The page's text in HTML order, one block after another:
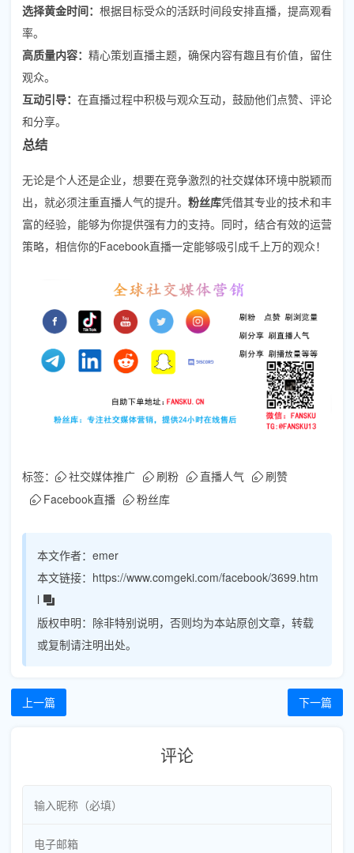
选择黄金时间： 根据目标受众的活跃时间段安排直播，提高观看
率。
高质量内容： 精心策划直播主题，确保内容有趣且有价值，留住
观众。
互动引导： 在直播过程中积极与观众互动，鼓励他们点赞、评论
和分享。
总结
无论是个人还是企业，想要在竞争激烈的社交媒体环境中脱颖而
出，就必须注重直播人气的提升。 粉丝库凭借其专业的技术和丰
富的经验，能够为你提供强有力的支持。同时，结合有效的运营
策略，相信你的Facebook直播一定能够吸引成千上万的观众！
标签： 社交媒体推广 刷粉 直播人气
刷赞
Facebook直播
粉丝库
本文作者： emer
本文链接： https://www.comgeki.com/facebook/3699.htm
l
版权申明： 除非特别说明，否则均为本站原创文章，转载
或复制请注明出处。
上一篇 下一篇
评论